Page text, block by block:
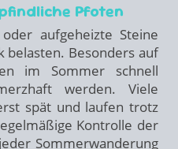
Pfoten
aufgeheizte Steine
belasten. Besonders auf
im Sommer schnell
werden. Viele
spät und laufen trotz
Kontrolle der
Sommerwanderung